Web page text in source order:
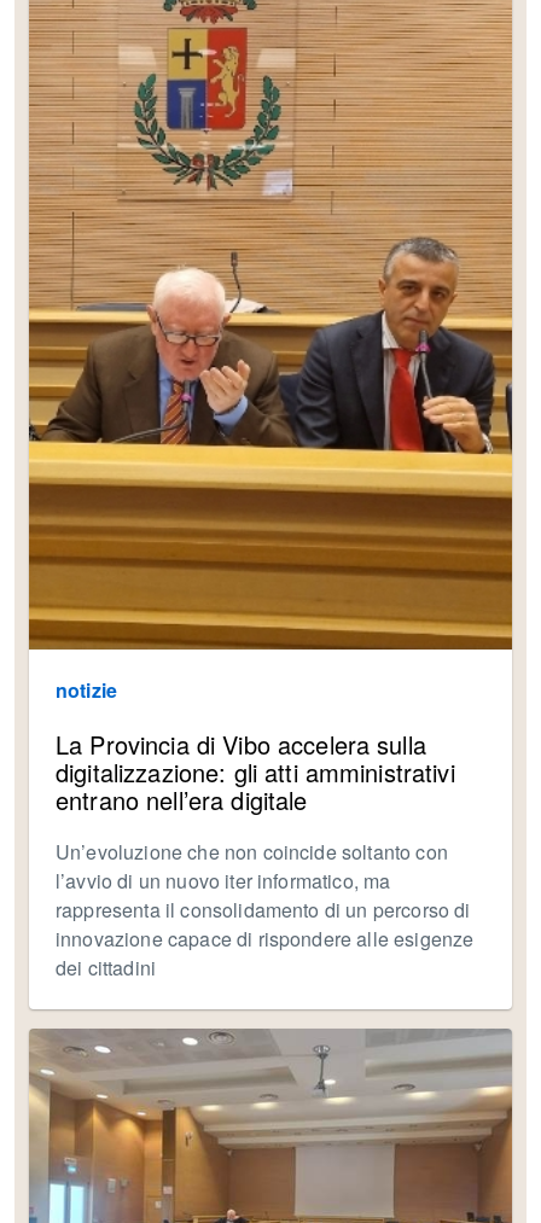
notizie
La Provincia di Vibo accelera sulla
digitalizzazione: gli atti amministrativi
entrano nell’era digitale
Un’evoluzione che non coincide soltanto con
l’avvio di un nuovo iter informatico, ma
rappresenta il consolidamento di un percorso di
innovazione capace di rispondere alle esigenze
dei cittadini